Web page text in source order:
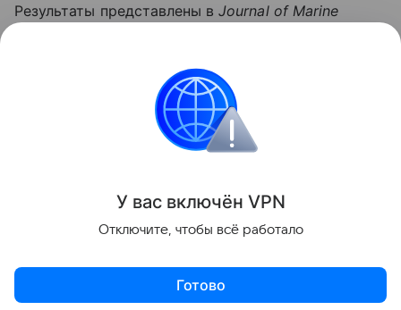
Результаты представлены вJournal of Marine
Поделиться
У вас включён VPN
Отключите, чтобы всё работало
Готово